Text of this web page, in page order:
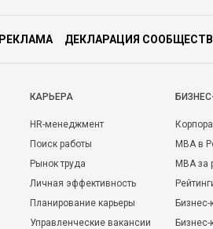
РЕКЛАМА ДЕКЛАРАЦИЯ
КАРЬЕРА
HR-менеджмент
Поиск работы
Рынок труда
Личная эффективность
Планирование карьеры
Управленческие вакансии
MBA в
MBA
Бизнес-